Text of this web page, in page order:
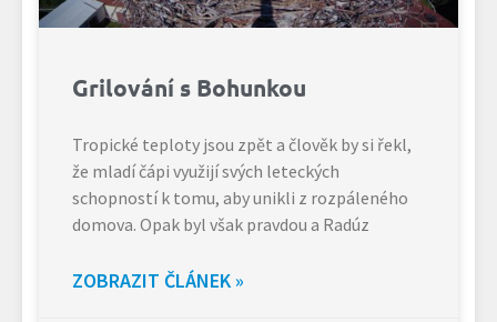
Grilování s Bohunkou
Tropické teploty jsou zpět a člověk by si řekl,
že mladí čápi využijí svých leteckých
schopností k tomu, aby unikli z rozpáleného
domova. Opak byl však pravdou a Radúz
ZOBRAZIT ČLÁNEK »